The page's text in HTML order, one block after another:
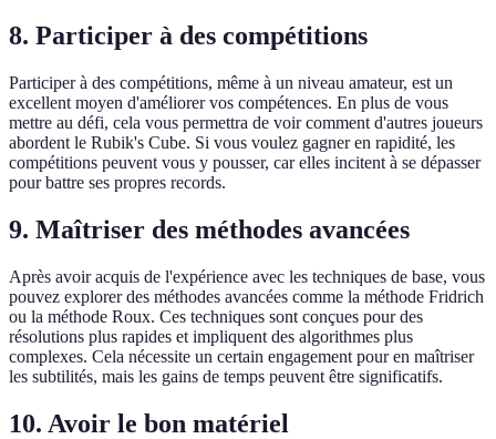
8. Participer à des compétitions
Participer à des compétitions, même à un niveau amateur, est un
excellent moyen d'améliorer vos compétences. En plus de vous
mettre au défi, cela vous permettra de voir comment d'autres joueurs
abordent le Rubik's Cube. Si vous voulez gagner en rapidité, les
compétitions peuvent vous y pousser, car elles incitent à se dépasser
pour battre ses propres records.
9. Maîtriser des méthodes avancées
Après avoir acquis de l'expérience avec les techniques de base, vous
pouvez explorer des méthodes avancées comme la méthode Fridrich
ou la méthode Roux. Ces techniques sont conçues pour des
résolutions plus rapides et impliquent des algorithmes plus
complexes. Cela nécessite un certain engagement pour en maîtriser
les subtilités, mais les gains de temps peuvent être significatifs.
10. Avoir le bon matériel